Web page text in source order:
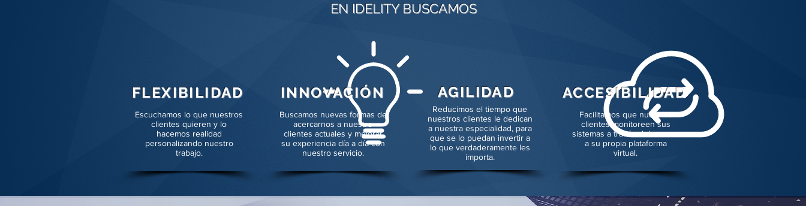
EN IDELITY BUSCAMOS
Escuchamos lo que nuestros
clientes quieren y lo
hacemos realidad
personalizando nuestro
trabajo.
FLEXIBILIDAD
Buscamos nuevas formas de
acercarnos a nuestro
clientes actuales y mejorar
su experiencia día a día con
nuestro servicio.
INNOVACIÓN
Reducimos el tiempo que
nuestros clientes le dedican
a nuestra especialidad, para
que se lo puedan invertir a
lo que verdaderamente les
importa.
AGILIDAD
Facilitamos que nuestros
clientes monitoreen sus
sistemas a través del acceso
a su propia plataforma
virtual.
ACCESIBILIDAD